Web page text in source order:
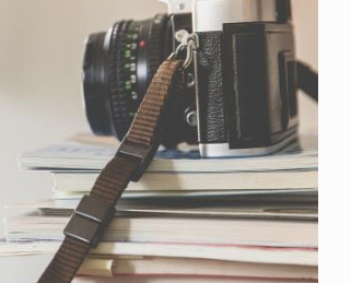
TEAM
SCIENTIFICO AUTORI CURATORI FOTOGRAFI
EXTRA
RUBRICHE LIBRI PROCEEDINGS PUBBLICITÀ CONTATTI
SOCIAL MEDIA